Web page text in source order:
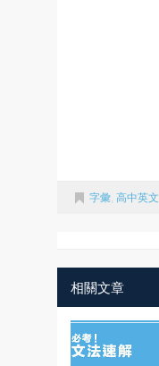
字彙 高中英文
相關文章